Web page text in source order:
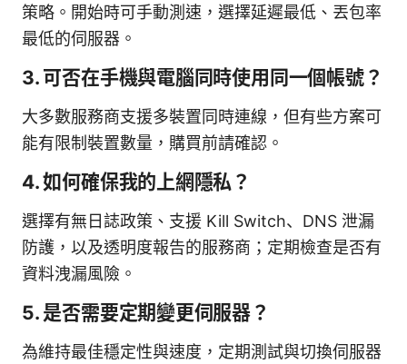
策略。開始時可手動測速，選擇延遲最低、丟包率
最低的伺服器。
3. 可否在手機與電腦同時使用同一個帳號？
大多數服務商支援多裝置同時連線，但有些方案可
能有限制裝置數量，購買前請確認。
4. 如何確保我的上網隱私？
選擇有無日誌政策、支援 Kill Switch、DNS 泄漏
防護，以及透明度報告的服務商；定期檢查是否有
資料洩漏風險。
5. 是否需要定期變更伺服器？
為維持最佳穩定性與速度，定期測試與切換伺服器